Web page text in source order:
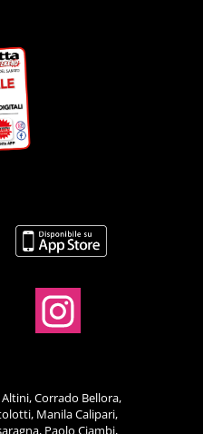
Corrado Bellora,
Manila Calipari,
Paolo Ciambi,